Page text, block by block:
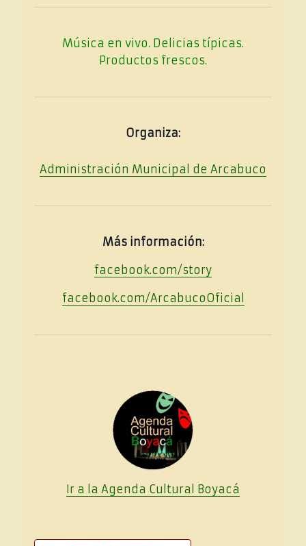
Música en vivo. Delicias típicas.
Productos frescos.
Organiza:
Administración Municipal de Arcabuco
Más información:
facebook.com/story
facebook.com/ArcabucoOficial
Ir a la Agenda Cultural Boyacá